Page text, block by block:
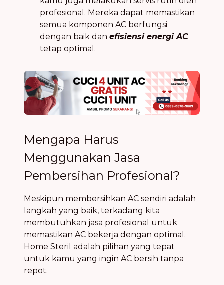
profesional. Mereka dapat memastikan
semua komponen AC berfungsi
dengan baik dan efisiensi energi AC
tetap optimal.
Mengapa Harus
Menggunakan Jasa
Pembersihan Profesional?
Meskipun membersihkan AC sendiri adalah
langkah yang baik, terkadang kita
membutuhkan jasa profesional untuk
memastikan AC bekerja dengan optimal.
Home Steril adalah pilihan yang tepat
untuk kamu yang ingin AC bersih tanpa
repot.